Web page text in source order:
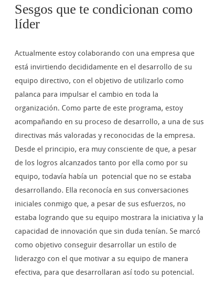
Sesgos que te condicionan como
líder
Actualmente estoy colaborando con una empresa que
está invirtiendo decididamente en el desarrollo de su
equipo directivo, con el objetivo de utilizarlo como
palanca para impulsar el cambio en toda la
organización. Como parte de este programa, estoy
acompañando en su proceso de desarrollo, a una de sus
directivas más valoradas y reconocidas de la empresa.
Desde el principio, era muy consciente de que, a pesar
de los logros alcanzados tanto por ella como por su
equipo, todavía había un potencial que no se estaba
desarrollando. Ella reconocía en sus conversaciones
iniciales conmigo que, a pesar de sus esfuerzos, no
estaba logrando que su equipo mostrara la iniciativa y la
capacidad de innovación que sin duda tenían. Se marcó
como objetivo conseguir desarrollar un estilo de
liderazgo con el que motivar a su equipo de manera
efectiva, para que desarrollaran así todo su potencial.